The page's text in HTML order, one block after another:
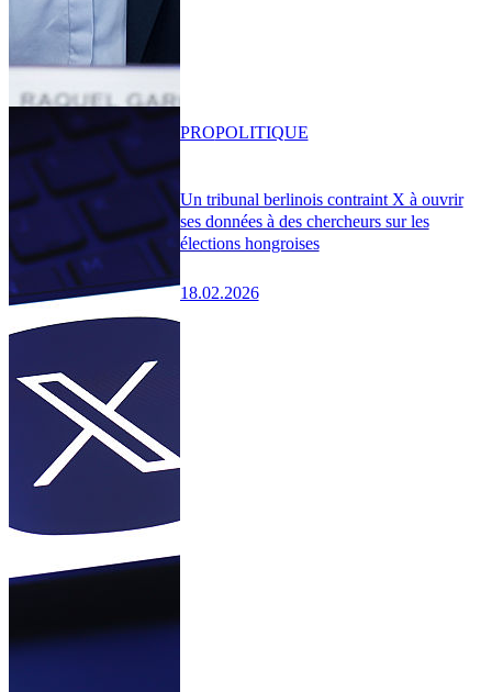
Un tribunal berlinois contraint X à ouvrir
ses données à des chercheurs sur les
élections hongroises
18.02.2026
PROPOLITIQUE